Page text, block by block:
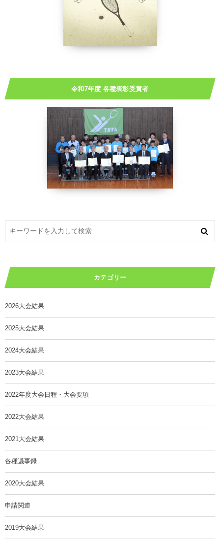
令和7年度 各種表彰受賞者
カテゴリー
2026大会結果
2025大会結果
2024大会結果
2023大会結果
2022年度大会日程・大会要項
2022大会結果
2021大会結果
各種議事録
2020大会結果
申請関連
2019大会結果